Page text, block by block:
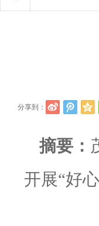
分享到：
摘要：
开展“好